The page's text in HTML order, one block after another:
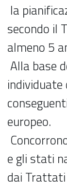
la
secondo il
almeno 5
Alla base
europeo.
e gli stati
dai Trattati